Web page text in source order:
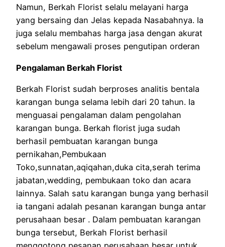
Namun, Berkah Florist selalu melayani harga
yang bersaing dan Jelas kepada Nasabahnya. Ia
juga selalu membahas harga jasa dengan akurat
sebelum mengawali proses pengutipan orderan
Pengalaman Berkah Florist
Berkah Florist sudah berproses analitis bentala
karangan bunga selama lebih dari 20 tahun. Ia
menguasai pengalaman dalam pengolahan
karangan bunga. Berkah florist juga sudah
berhasil pembuatan karangan bunga
pernikahan,Pembukaan
Toko,sunnatan,aqiqahan,duka cita,serah terima
jabatan,wedding, pembukaan toko dan acara
lainnya. Salah satu karangan bunga yang berhasil
ia tangani adalah pesanan karangan bunga antar
perusahaan besar . Dalam pembuatan karangan
bunga tersebut, Berkah Florist berhasil